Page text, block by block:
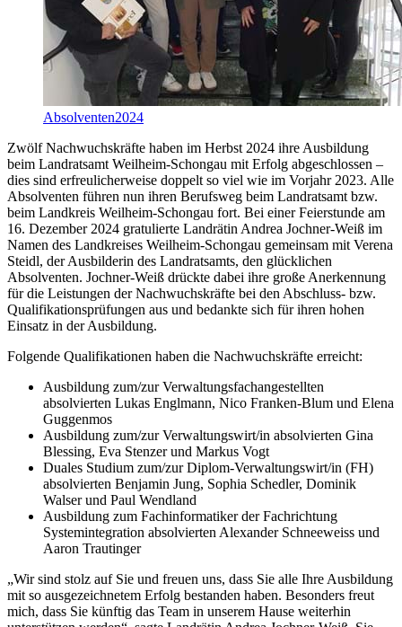
Absolventen2024
Zwölf Nachwuchskräfte haben im Herbst 2024 ihre Ausbildung
beim Landratsamt Weilheim-Schongau mit Erfolg abgeschlossen –
dies sind erfreulicherweise doppelt so viel wie im Vorjahr 2023. Alle
Absolventen führen nun ihren Berufsweg beim Landratsamt bzw.
beim Landkreis Weilheim-Schongau fort. Bei einer Feierstunde am
16. Dezember 2024 gratulierte Landrätin Andrea Jochner-Weiß im
Namen des Landkreises Weilheim-Schongau gemeinsam mit Verena
Steidl, der Ausbilderin des Landratsamts, den glücklichen
Absolventen. Jochner-Weiß drückte dabei ihre große Anerkennung
für die Leistungen der Nachwuchskräfte bei den Abschluss- bzw.
Qualifikationsprüfungen aus und bedankte sich für ihren hohen
Einsatz in der Ausbildung.
Folgende Qualifikationen haben die Nachwuchskräfte erreicht:
Ausbildung zum/zur Verwaltungsfachangestellten
absolvierten Lukas Englmann, Nico Franken-Blum und Elena
Guggenmos
Ausbildung zum/zur Verwaltungswirt/in absolvierten Gina
Blessing, Eva Stenzer und Markus Vogt
Duales Studium zum/zur Diplom-Verwaltungswirt/in (FH)
absolvierten Benjamin Jung, Sophia Schedler, Dominik
Walser und Paul Wendland
Ausbildung zum Fachinformatiker der Fachrichtung
Systemintegration absolvierten Alexander Schneeweiss und
Aaron Trautinger
„Wir sind stolz auf Sie und freuen uns, dass Sie alle Ihre Ausbildung
mit so ausgezeichnetem Erfolg bestanden haben. Besonders freut
mich, dass Sie künftig das Team in unserem Hause weiterhin